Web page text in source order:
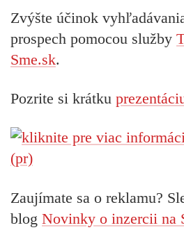
Zvýšte účinok
prospech pomocou služby
Sme.sk.
Pozrite si krátku
(pr)
Zaujímate sa o reklamu?
blog Novinky o inzercii na